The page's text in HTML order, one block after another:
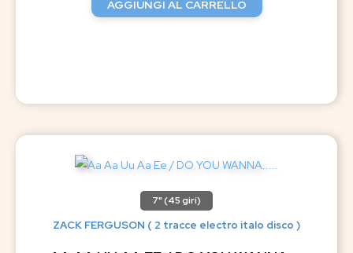
AGGIUNGI AL CARRELLO
7" (45 giri)
ZACK FERGUSON ( 2 tracce electro italo disco )